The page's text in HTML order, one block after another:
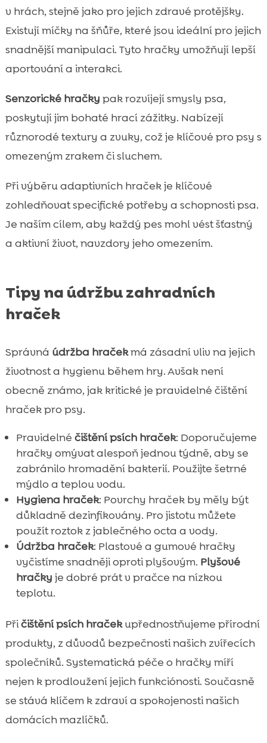
v hrách, stejně jako pro jejich zdravé protějšky.
Existují míčky na šňůře, které jsou ideální pro jejich
snadnější manipulaci. Tyto hračky umožňují lepší
aportování a interakci.
Senzorické hračky pak rozvíjejí smysly psa,
poskytují jim bohaté hrací zážitky. Nabízejí
různorodé textury a zvuky, což je klíčové pro psy s
omezeným zrakem či sluchem.
Při výběru adaptivních hraček je klíčové
zohledňovat specifické potřeby a schopnosti psa.
Je naším cílem, aby každý pes mohl vést šťastný
a aktivní život, navzdory jeho omezením.
Tipy na údržbu zahradních
hraček
Správná údržba hračekmá zásadní vliv na jejich
životnost a hygienu během hry. Avšak není
obecně známo, jak kritické je pravidelné čištění
hraček pro psy.
Pravidelné čištění psích hraček: Doporučujeme
hračky omývat alespoň jednou týdně, aby se
zabránilo hromadění bakterií. Použijte šetrné
mýdlo a teplou vodu.
Hygiena hraček: Povrchy hraček by měly být
důkladně dezinfikovány. Pro jistotu můžete
použít roztok z jablečného octa a vody.
Údržba hraček: Plastové a gumové hračky
vyčistíme snadněji oproti plyšovým. Plyšové
hračky je dobré prát v pračce na nízkou
teplotu.
Přičištění psích hračekupřednostňujeme přírodní
produkty, z důvodů bezpečnosti našich zvířecích
společníků. Systematická péče o hračky míří
nejen k prodloužení jejich funkciónosti. Současně
se stává klíčem k zdraví a spokojenosti našich
domácích mazlíčků.